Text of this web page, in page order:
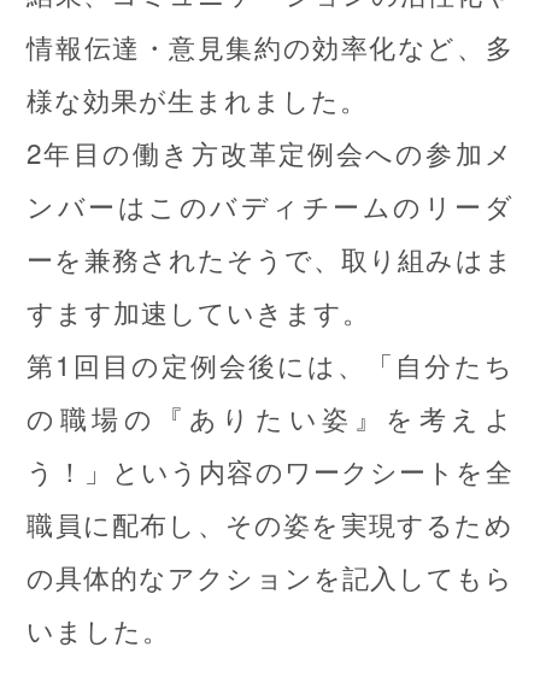
情報伝達・意見集約の効率化など、多
様な効果が生まれました。
2年目の働き方改革定例会への参加メ
ンバーはこのバディチームのリーダ
ーを兼務されたそうで、取り組みはま
すます加速していきます。
第1回目の定例会後には、「自分たち
の職場の『ありたい姿』を考えよ
う！」という内容のワークシートを全
職員に配布し、その姿を実現するため
の具体的なアクションを記入してもら
いました。